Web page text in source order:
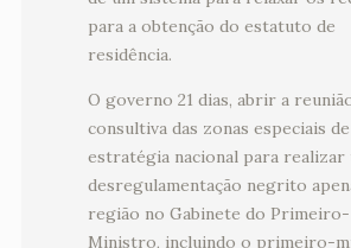
para a obtenção do estatuto de
residência.
O governo 21 dias, abrir a
consultiva das zonas especiais de
estratégia nacional para realizar
desregulamentação negrito
região no Gabinete do Primeiro-
Ministro, incluindo o primeiro-